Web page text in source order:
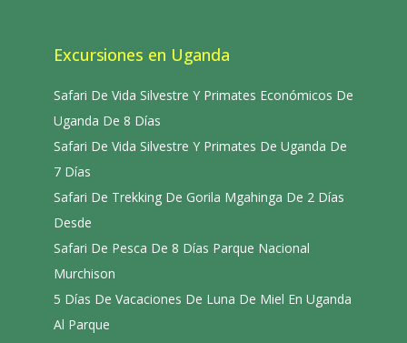
Excursiones en Uganda
Safari De Vida Silvestre Y Primates Económicos De
Uganda De 8 Días
Safari De Vida Silvestre Y Primates De Uganda De
7 Días
Safari De Trekking De Gorila Mgahinga De 2 Días
Desde
Safari De Pesca De 8 Días Parque Nacional
Murchison
5 Días De Vacaciones De Luna De Miel En Uganda
Al Parque